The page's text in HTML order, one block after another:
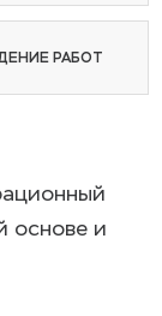
РАБОТ
основе и